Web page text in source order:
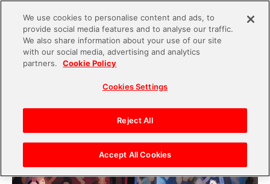
2018.07.24
ジュール＆見どころ紹介
We use cookies to personalise content and ads, to
provide social media features and to analyse our traffic.
We also share information about your use of our site
with our social media, advertising and analytics
partners.
Cookie Policy
Cookies Settings
Reject All
Accept All Cookies